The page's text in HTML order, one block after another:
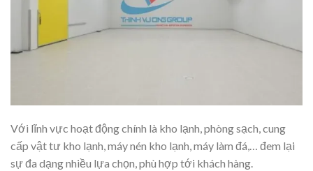
Với lĩnh vực hoạt động chính là kho lạnh, phòng sạch, cung
cấp vật tư kho lạnh, máy nén kho lạnh, máy làm đá,… đem lại
sự đa dạng nhiều lựa chọn, phù hợp tới khách hàng.